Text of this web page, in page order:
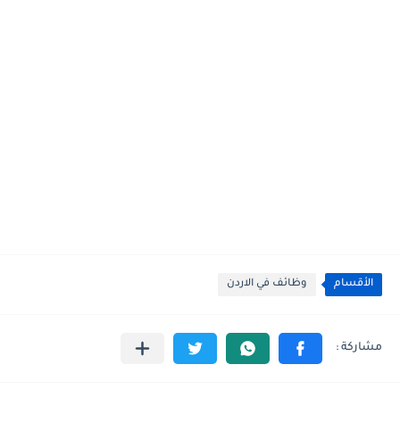
الأقسام وظائف في الاردن